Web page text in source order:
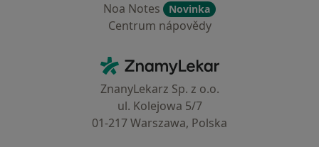
Noa Notes
Novinka
Centrum nápovědy
ZnamyLekar - Hlavní stránka
ZnanyLekarz Sp. z o.o.
ul. Kolejowa 5/7
01-217 Warszawa, Polska